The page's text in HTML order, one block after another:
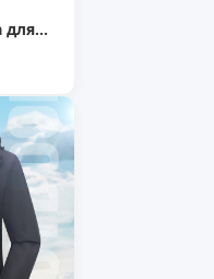
для